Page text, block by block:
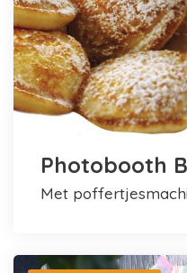
Photobooth
met